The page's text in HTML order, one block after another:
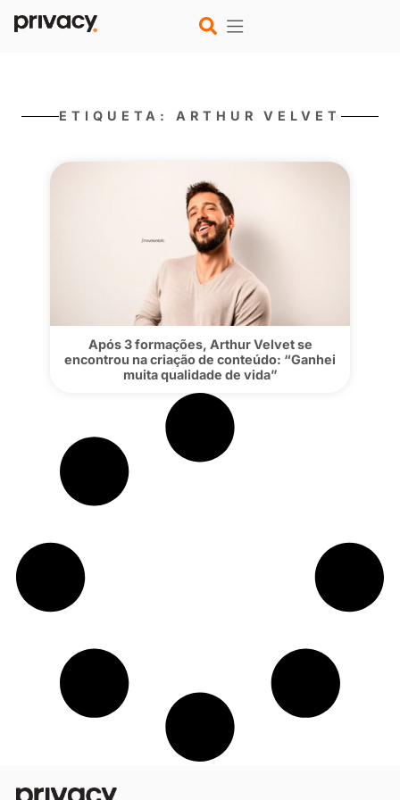
Após 3 formações, Arthur Velvet se
encontrou na criação de conteúdo:
muita qualidade de vida”